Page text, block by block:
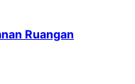
Ruangan